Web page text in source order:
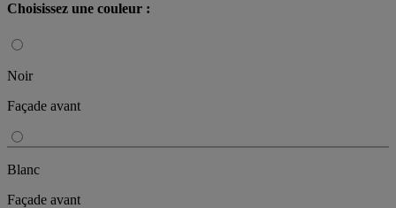
Choisissez une couleur :
Noir
Façade avant
Blanc
Façade avant